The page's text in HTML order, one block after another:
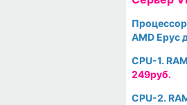
AMD Epyc
CPU-1.
249руб.
CPU-2.